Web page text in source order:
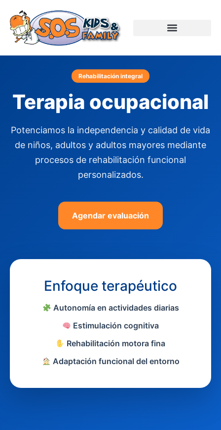
Rehabilitación integral
Terapia ocupacional
Potenciamos la independencia y calidad de vida
de niños, adultos y adultos mayores mediante
procesos de rehabilitación funcional
personalizados.
Agendar evaluación
Enfoque terapéutico
Autonomía en actividades diarias
Estimulación cognitiva
Rehabilitación motora fina
Adaptación funcional del entorno